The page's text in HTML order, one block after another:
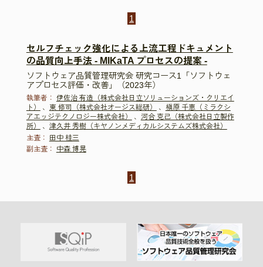
1
セルフチェック強化による上流工程ドキュメント
の品質向上手法 - MIKaTA プロセスの提案 -
ソフトウェア品質管理研究会 研究コース1「ソフトウェ
アプロセス評価・改善」（2023年）
執筆者： 伊佐治 有造（株式会社日立ソリューションズ・クリエイ
ト）
、 東 修司（株式会社オージス総研） 、 槇原 千恵（ミラクシ
アエッジテクノロジー株式会社）
、 河合 克己（株式会社日立製作
所）
、 津久井 秀樹（キヤノンメディカルシステムズ株式会社）
主査：
田中 桂三
副主査：
中森 博晃
1